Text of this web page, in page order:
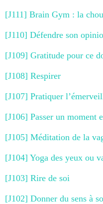
[J111] Brain Gym : la
[J110] Défendre son
[J109] Gratitude pour ce
[J108] Respirer
[J107] Pratiquer
[J106] Passer un moment
[J105] Méditation de la
[J104] Yoga des yeux ou
[J103] Rire de soi
[J102] Donner du sens à